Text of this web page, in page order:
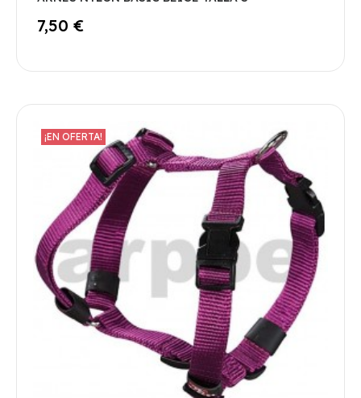
7,50 €
¡EN OFERTA!